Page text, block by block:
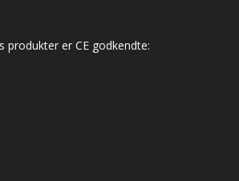
produkter er CE godkendte: